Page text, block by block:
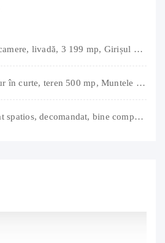
De vânzare: casă cu 6 camere, livadă, 3 199 mp, Girișul Negru, Bihor, 42 000 Euro. Comision 0.
De vânzare: casă, singur în curte, teren 500 mp, Muntele Găina, Oradea. 157.000 € (negociabil). Comision 0.
De vanzare: Apartament spatios, decomandat, bine compartimentat, 3 camere, 2 bai, bucatarie, suprafață utilă de 64 mp + 3 balcoane (11 mp), strada Barierei, zona Dragos Voda Oradea. 89 500 E (neg). Comision 0